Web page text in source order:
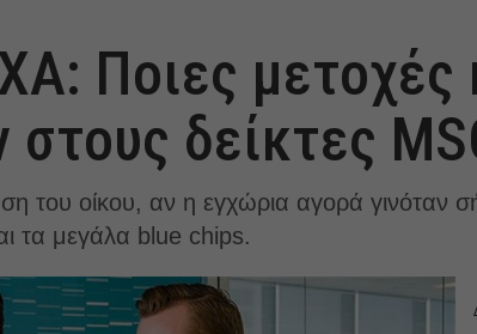
Ποιες μετοχές
στους δείκτες
του οίκου, αν η εγχώρια αγορά γινόταν
τα μεγάλα blue chips.